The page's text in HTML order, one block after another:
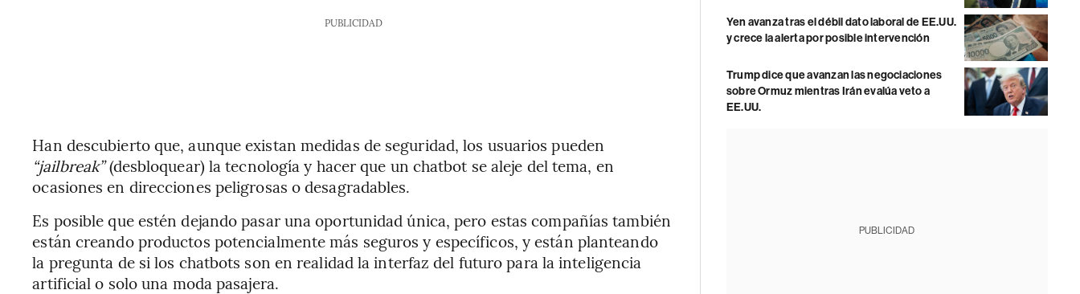
PUBLICIDAD
Han descubierto que, aunque existan medidas de seguridad, los usuarios pueden
“jailbreak”(desbloquear) la tecnología y hacer que un chatbot se aleje del tema, en
ocasiones en direcciones peligrosas o desagradables.
Es posible que estén dejando pasar una oportunidad única, pero estas compañías también
están creando productos potencialmente más seguros y específicos, y están planteando
la pregunta de si los chatbots son en realidad la interfaz del futuro para la inteligencia
artificial o solo una moda pasajera.
Yen avanza tras el débil dato laboral de EE.UU.
y crece la alerta por posible intervención
Trump dice que avanzan las negociaciones
sobre Ormuz mientras Irán evalúa veto a
EE.UU.
PUBLICIDAD